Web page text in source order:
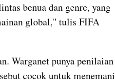
benua dan genre, yang
global," tulis FIFA
Warganet punya penilaian
cocok untuk menemani